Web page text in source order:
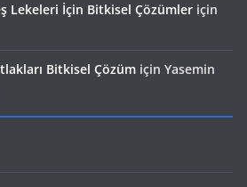
Lekeleri İçin Bitkisel Çözümler için
Bitkisel Çözüm için Yasemin